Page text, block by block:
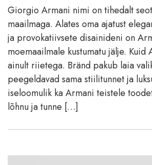
Giorgio Armani nimi on tihedalt
maailmaga. Alates oma ajatust
ja provokatiivsete disainideni on
moemaailmale kustumatu jälje.
ainult riietega. Bränd pakub laia
peegeldavad sama stiilitunnet ja
iseloomulik ka Armani teistele
lõhnu ja tunne […]